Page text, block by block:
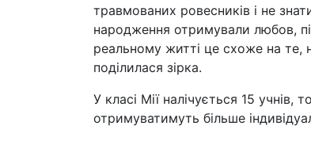
травмованих ровесників і не
народження отримували любов,
реальному житті це схоже на те,
поділилася зірка.
У класі Мії налічується 15 учнів,
отримуватимуть більше